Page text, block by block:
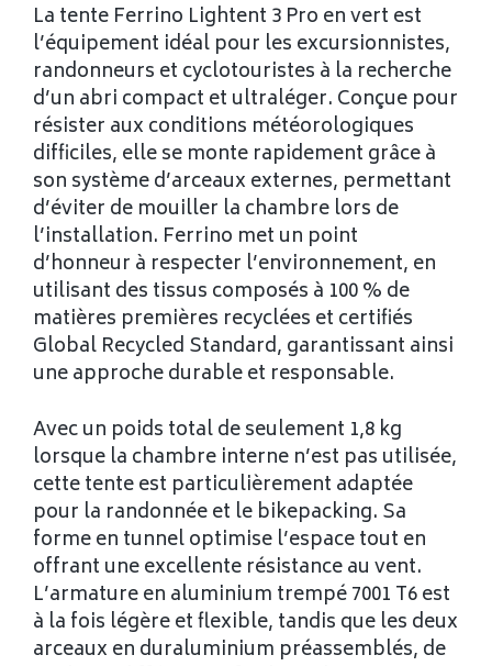
La tente Ferrino Lightent 3 Pro en vert est
l’équipement idéal pour les excursionnistes,
randonneurs et cyclotouristes à la recherche
d’un abri compact et ultraléger. Conçue pour
résister aux conditions météorologiques
difficiles, elle se monte rapidement grâce à
son système d’arceaux externes, permettant
d’éviter de mouiller la chambre lors de
l’installation. Ferrino met un point
d’honneur à respecter l’environnement, en
utilisant des tissus composés à 100 % de
matières premières recyclées et certifiés
Global Recycled Standard, garantissant ainsi
une approche durable et responsable.
Avec un poids total de seulement 1,8 kg
lorsque la chambre interne n’est pas utilisée,
cette tente est particulièrement adaptée
pour la randonnée et le bikepacking. Sa
forme en tunnel optimise l’espace tout en
offrant une excellente résistance au vent.
L’armature en aluminium trempé 7001 T6 est
à la fois légère et flexible, tandis que les deux
arceaux en duraluminium préassemblés, de